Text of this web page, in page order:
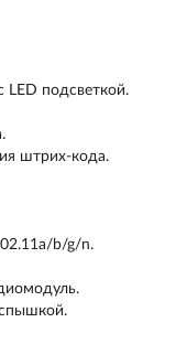
подсветкой.
штрих-кода.
b/g/n.